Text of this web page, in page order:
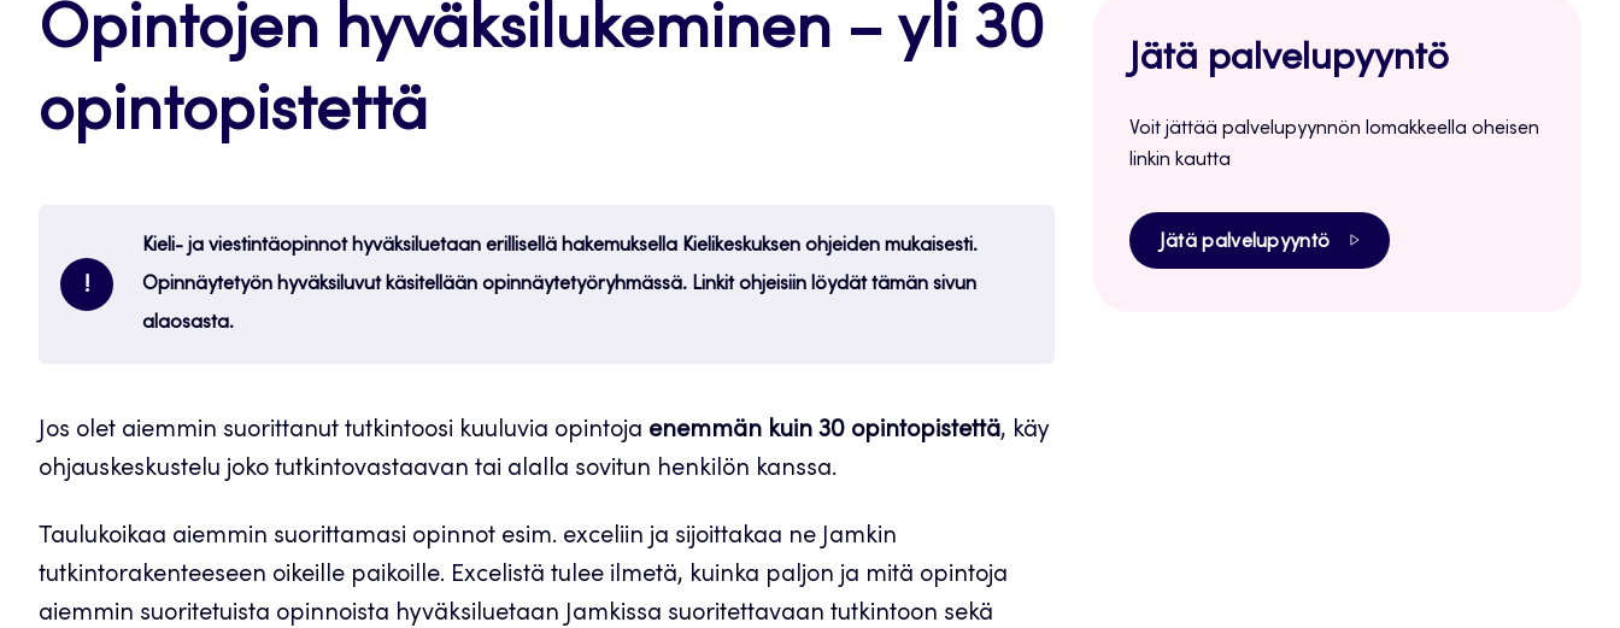
Opintojen hyväksilukeminen – yli 30
opintopistettä
!
Kieli- ja viestintäopinnot hyväksiluetaan erillisellä hakemuksella Kielikeskuksen ohjeiden mukaisesti.
Opinnäytetyön hyväksiluvut käsitellään opinnäytetyöryhmässä. Linkit ohjeisiin löydät tämän sivun
alaosasta.
Jos olet aiemmin suorittanut tutkintoosi kuuluvia opintoja enemmän kuin 30 opintopistettä, käy
ohjauskeskustelu joko tutkintovastaavan tai alalla sovitun henkilön kanssa.
Taulukoikaa aiemmin suorittamasi opinnot esim. exceliin ja sijoittakaa ne Jamkin
tutkintorakenteeseen oikeille paikoille. Excelistä tulee ilmetä, kuinka paljon ja mitä opintoja
aiemmin suoritetuista opinnoista hyväksiluetaan Jamkissa suoritettavaan tutkintoon sekä
Jätä palvelupyyntö
Voit jättää palvelupyynnön lomakkeella oheisen
linkin kautta
Jätä palvelupyyntö